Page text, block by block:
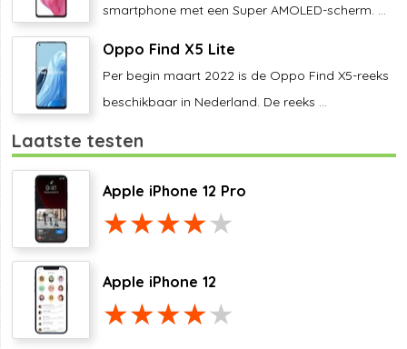
smartphone met een Super AMOLED-scherm. ...
Oppo Find X5 Lite
Per begin maart 2022 is de Oppo Find X5-reeks
beschikbaar in Nederland. De reeks ...
Laatste testen
Apple iPhone 12 Pro
Apple iPhone 12